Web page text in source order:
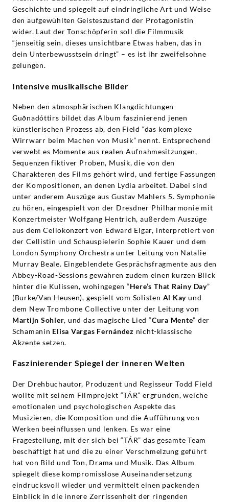
Geschichte und spiegelt auf eindringliche Art und Weise
den aufgewühlten Geisteszustand der Protagonistin
wider. Laut der Tonschöpferin soll die Filmmusik
“jenseitig sein, dieses unsichtbare Etwas haben, das in
dein Unterbewusstsein dringt” – es ist ihr zweifelsohne
gelungen.
Intensive musikalische Bilder
Neben den atmosphärischen Klangdichtungen
Guðnadóttirs bildet das Album faszinierend jenen
künstlerischen Prozess ab, den Field “das komplexe
Wirrwarr beim Machen von Musik” nennt. Entsprechend
verwebt es Momente aus realen Aufnahmesitzungen,
Sequenzen fiktiver Proben, Musik, die von den
Charakteren des Films gehört wird, und fertige Fassungen
der Kompositionen, an denen Lydia arbeitet. Dabei sind
unter anderem Auszüge aus Gustav Mahlers 5. Symphonie
zu hören, eingespielt von der Dresdner Philharmonie mit
Konzertmeister Wolfgang Hentrich, außerdem Auszüge
aus dem Cellokonzert von Edward Elgar, interpretiert von
der Cellistin und Schauspielerin Sophie Kauer und dem
London Symphony Orchestra unter Leitung von Natalie
Murray Beale. Eingeblendete Gesprächsfragmente aus den
Abbey-Road-Sessions gewähren zudem einen kurzen Blick
hinter die Kulissen, wohingegen “Here’s That Rainy Day”
(Burke/Van Heusen), gespielt vom Solisten Al Kay und
dem New Trombone Collective unter der Leitung von
Martijn Sohler, und das magische Lied “Cura Mente” der
Schamanin Elisa Vargas Fernández nicht-klassische
Akzente setzen.
Faszinierender Spiegel der inneren Welten
Der Drehbuchautor, Produzent und Regisseur Todd Field
wollte mit seinem Filmprojekt “TÁR” ergründen, welche
emotionalen und psychologischen Aspekte das
Musizieren, die Komposition und die Aufführung von
Werken beeinflussen und lenken. Es war eine
Fragestellung, mit der sich bei “TÁR” das gesamte Team
beschäftigt hat und die zu einer Verschmelzung geführt
hat von Bild und Ton, Drama und Musik. Das Album
spiegelt diese kompromisslose Auseinandersetzung
eindrucksvoll wieder und vermittelt einen packenden
Einblick in die innere Zerrissenheit der ringenden